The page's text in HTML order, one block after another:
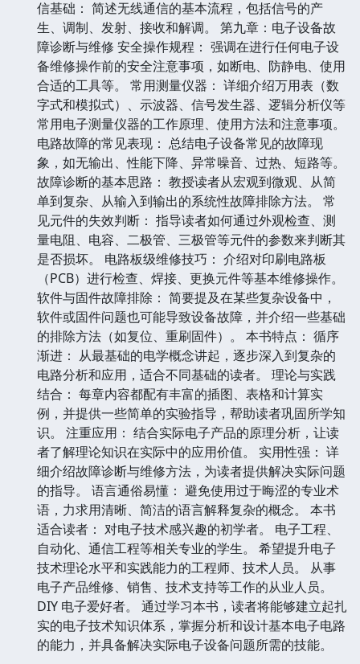
信基础： 简述无线通信的基本流程，包括信号的产
生、调制、发射、接收和解调。 第九章：电子设备故
障诊断与维修 安全操作规程： 强调在进行任何电子设
备维修操作前的安全注意事项，如断电、防静电、使用
合适的工具等。 常用测量仪器： 详细介绍万用表（数
字式和模拟式）、示波器、信号发生器、逻辑分析仪等
常用电子测量仪器的工作原理、使用方法和注意事项。
电路故障的常见表现： 总结电子设备常见的故障现
象，如无输出、性能下降、异常噪音、过热、短路等。
故障诊断的基本思路： 教授读者从宏观到微观、从简
单到复杂、从输入到输出的系统性故障排除方法。 常
见元件的失效判断： 指导读者如何通过外观检查、测
量电阻、电容、二极管、三极管等元件的参数来判断其
是否损坏。 电路板级维修技巧： 介绍对印刷电路板
（PCB）进行检查、焊接、更换元件等基本维修操作。
软件与固件故障排除： 简要提及在某些复杂设备中，
软件或固件问题也可能导致设备故障，并介绍一些基础
的排除方法（如复位、重刷固件）。 本书特点： 循序
渐进： 从最基础的电学概念讲起，逐步深入到复杂的
电路分析和应用，适合不同基础的读者。 理论与实践
结合： 每章内容都配有丰富的插图、表格和计算实
例，并提供一些简单的实验指导，帮助读者巩固所学知
识。 注重应用： 结合实际电子产品的原理分析，让读
者了解理论知识在实际中的应用价值。 实用性强： 详
细介绍故障诊断与维修方法，为读者提供解决实际问题
的指导。 语言通俗易懂： 避免使用过于晦涩的专业术
语，力求用清晰、简洁的语言解释复杂的概念。 本书
适合读者： 对电子技术感兴趣的初学者。 电子工程、
自动化、通信工程等相关专业的学生。 希望提升电子
技术理论水平和实践能力的工程师、技术人员。 从事
电子产品维修、销售、技术支持等工作的从业人员。
DIY 电子爱好者。 通过学习本书，读者将能够建立起扎
实的电子技术知识体系，掌握分析和设计基本电子电路
的能力，并具备解决实际电子设备问题所需的技能。